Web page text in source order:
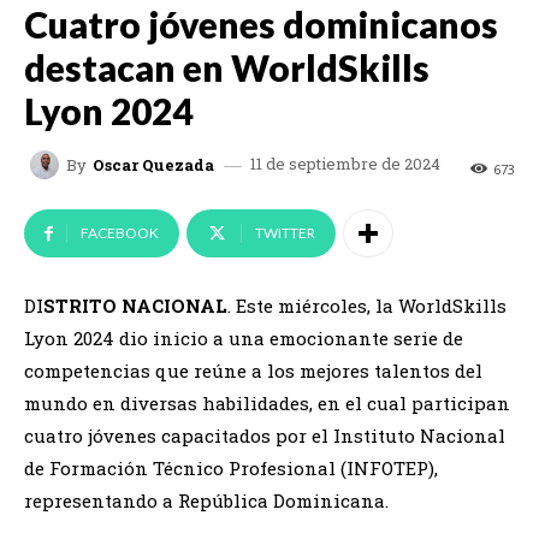
Cuatro jóvenes dominicanos
destacan en WorldSkills
Lyon 2024
By Oscar Quezada 11 de septiembre de 2024 673
FACEBOOK TWITTER
DISTRITO NACIONAL. Este miércoles, la WorldSkills
Lyon 2024 dio inicio a una emocionante serie de
competencias que reúne a los mejores talentos del
mundo en diversas habilidades, en el cual participan
cuatro jóvenes capacitados por el Instituto Nacional
de Formación Técnico Profesional (INFOTEP),
representando a República Dominicana.